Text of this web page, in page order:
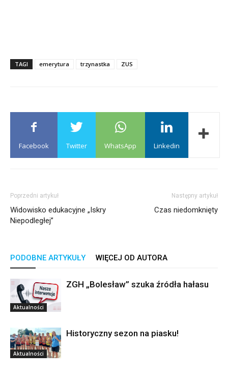
TAGI emerytura trzynastka ZUS
Facebook Twitter WhatsApp Linkedin
Poprzedni artykuł
Widowisko edukacyjne „Iskry
Niepodległej”
Następny artykuł
Czas niedomknięty
PODOBNE ARTYKUŁY WIĘCEJ OD AUTORA
Aktualności
ZGH „Bolesław” szuka źródła hałasu
Aktualności
Historyczny sezon na piasku!